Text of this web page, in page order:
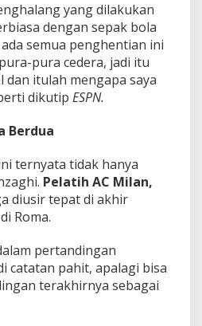
yang dilakukan
dengan sepak bola
semua penghentian ini
pura cedera, jadi itu
dan itulah mengapa saya
dikutip ESPN.
Berdua
ternyata tidak hanya
Pelatih AC Milan,
diusir tepat di akhir
Roma.
pertandingan
catatan pahit, apalagi bisa
terakhirnya sebagai